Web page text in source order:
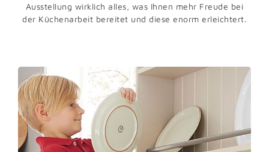
Ausstellung wirklich alles, was Ihnen mehr Freude bei
der Küchenarbeit bereitet und diese enorm erleichtert.